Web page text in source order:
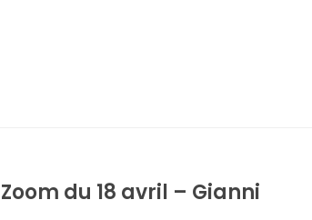
Zoom du 18 avril – Gianni